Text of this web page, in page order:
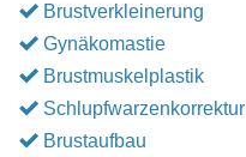
Brustverkleinerung
Gynäkomastie
Brustmuskelplastik
Schlupfwarzenkorrektur
Brustaufbau